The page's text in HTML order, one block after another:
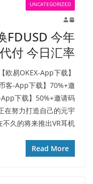
UNCATEGORIZED
FDUSD 今年
付 今日汇率
客-App下载】70%+邀
下载】50%+邀请码
在努力打造自己的元宇
久的将来推出VR耳机。
Read More